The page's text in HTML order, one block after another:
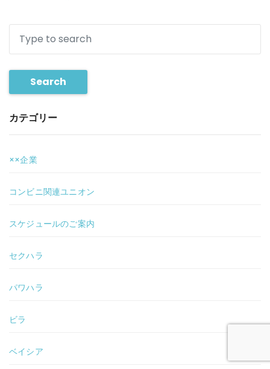
Search
カテゴリー
××企業
コンビニ関連ユニオン
スケジュールのご案内
セクハラ
パワハラ
ビラ
ベイシア